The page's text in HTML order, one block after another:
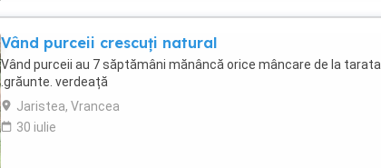
Vând purceii crescuți natural
Vând purceii au 7 săptămâni mănâncă orice mâncare de la tarata
.grăunte. verdeață
Jaristea, Vrancea
30 iulie